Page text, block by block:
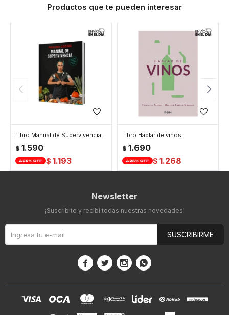
Productos que te pueden interesar
Libro Manual de Supervivencia Paulina Cocina
$ 1.590
$ 1.193
Libro Hablar de vinos
$ 1.690
$ 1.268
Newsletter
¡Suscribite y recibí todas nuestras novedades!
SUSCRIBIRME
   